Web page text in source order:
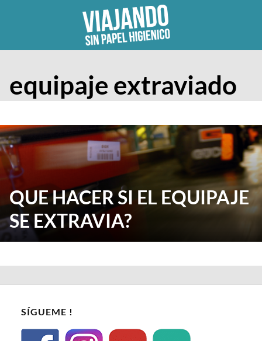
equipaje extraviado
QUE HACER SI EL EQUIPAJE
SE EXTRAVIA?
SÍGUEME !